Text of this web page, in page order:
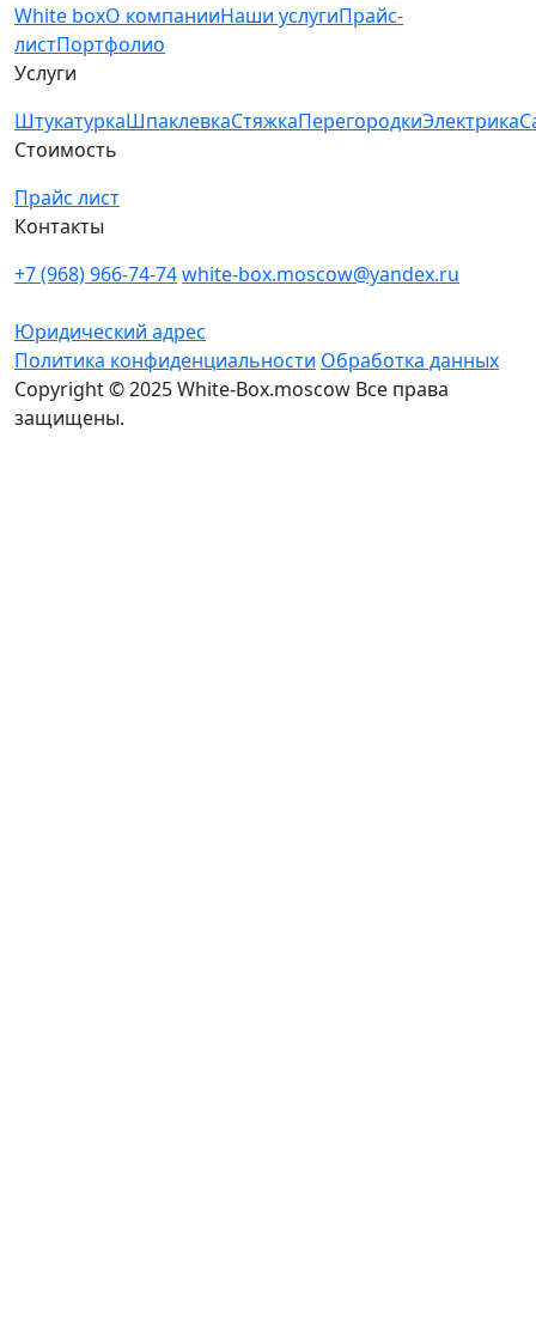
White boxО компанииНаши услугиПрайс-
листПортфолио
Услуги
ШтукатуркаШпаклевкаСтяжкаПерегородкиЭлектрика
Стоимость
Прайс лист
Контакты
+7 (968) 966-74-74white-box.moscow@yandex.ru
Юридический адрес
Политика конфиденциальности Обработка данных
Copyright © 2025 White-Box.moscow Все права
защищены.